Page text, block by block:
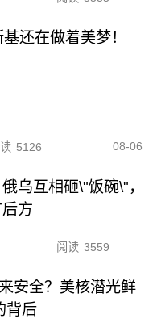
还在做着美梦！
5126 08-06
乌互相砸\"饭碗\"，
方
阅读 3559
安全？美核潜光鲜
背后